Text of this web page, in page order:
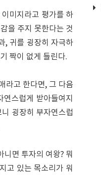
미지라고 평가를 하
을 주지 못한다는 것
, 귀를 굉장히 자극하
짝이 없게 들린다.
라고 한다면, 그 다음
스럽게 받아들여지
굉장히 부자연스럽
면 투자의 여왕? 뭐
고 있는 목소리가 워